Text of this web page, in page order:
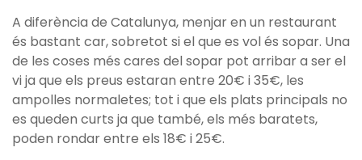
A diferència de Catalunya, menjar en un restaurant
és bastant car, sobretot si el que es vol és sopar. Una
de les coses més cares del sopar pot arribar a ser el
vi ja que els preus estaran entre 20€ i 35€, les
ampolles normaletes; tot i que els plats principals no
es queden curts ja que també, els més baratets,
poden rondar entre els 18€ i 25€.